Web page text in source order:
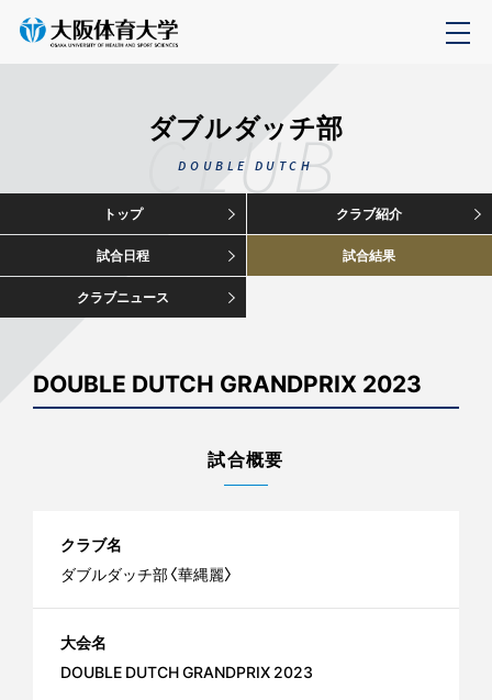
ダブルダッチ部
DOUBLE DUTCH
CLUB
トップ クラブ紹介
試合日程 試合結果
クラブニュース
DOUBLE DUTCH GRANDPRIX 2023
試合概要
クラブ名
ダブルダッチ部〈華縄麗〉
大会名
DOUBLE DUTCH GRANDPRIX 2023